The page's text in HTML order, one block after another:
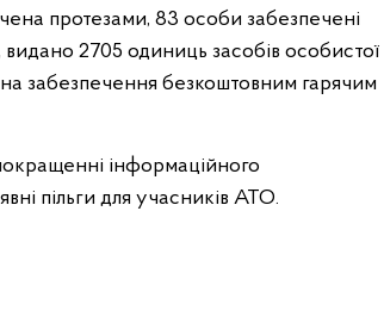
протезами, 83 особи забезпечені
2705 одиниць засобів особистої
на забезпечення безкоштовним гарячим
інформаційного
пільги для учасників АТО.